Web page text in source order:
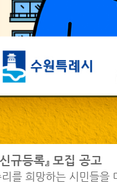
규등록』 모집 공고
를 희망하는 시민들